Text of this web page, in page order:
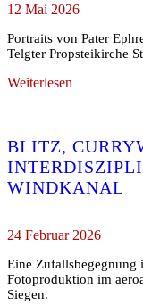
12 Mai 2026
Portraits von Pater
Telgter Propsteikirche
Weiterlesen
BLITZ,
WINDKANAL
24 Februar 2026
Eine Zufallsbegegnung
Fotoproduktion im
Siegen.